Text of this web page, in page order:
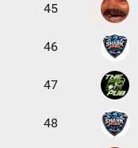
45
46
47
48